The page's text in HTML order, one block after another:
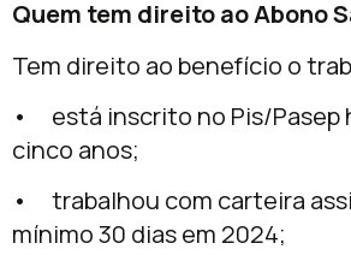
Quem tem direito ao Abono
Tem direito ao benefício o
• está inscrito no Pis/Pasep
cinco anos;
• trabalhou com carteira
mínimo 30 dias em 2024;